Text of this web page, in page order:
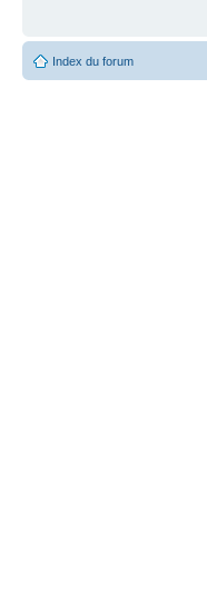
Index du forum